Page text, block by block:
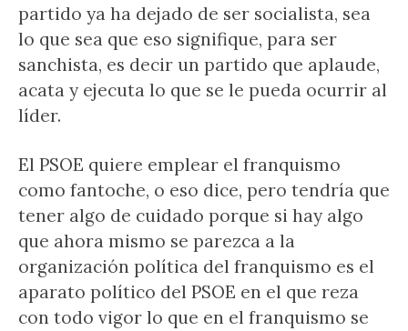
partido ya ha dejado de ser socialista, sea
lo que sea que eso signifique, para ser
sanchista, es decir un partido que aplaude,
acata y ejecuta lo que se le pueda ocurrir al
líder.
El PSOE quiere emplear el franquismo
como fantoche, o eso dice, pero tendría que
tener algo de cuidado porque si hay algo
que ahora mismo se parezca a la
organización política del franquismo es el
aparato político del PSOE en el que reza
con todo vigor lo que en el franquismo se